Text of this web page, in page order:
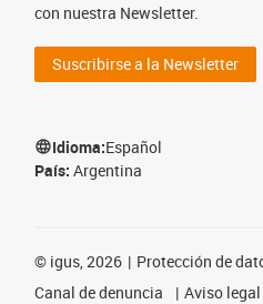
con nuestra Newsletter.
Suscribirse a la Newsletter
Idioma:Español
País: Argentina
© igus, 2026 Protección de
Canal de denuncia
Aviso legal